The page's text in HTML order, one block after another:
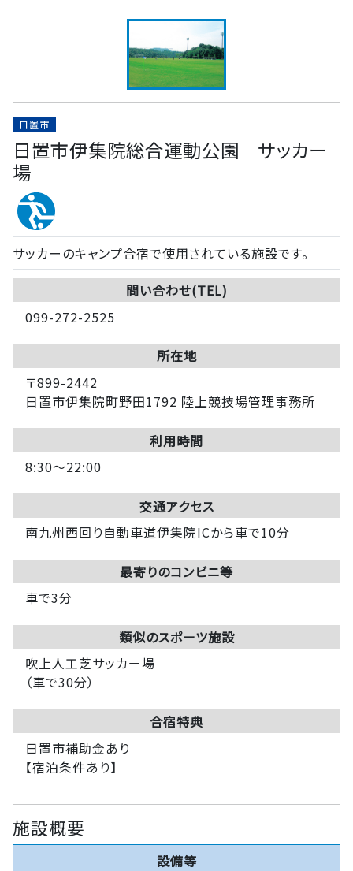
日置市
日置市伊集院総合運動公園 サッカー
場
サッカーのキャンプ合宿で使用されている施設です。
問い合わせ(TEL)
099-272-2525
所在地
〒899-2442
日置市伊集院町野田1792 陸上競技場管理事務所
利用時間
8:30～22:00
交通アクセス
南九州西回り自動車道伊集院ICから車で10分
最寄りのコンビニ等
車で3分
類似のスポーツ施設
吹上人工芝サッカー場
（車で30分）
合宿特典
日置市補助金あり
【宿泊条件あり】
施設概要
設備等